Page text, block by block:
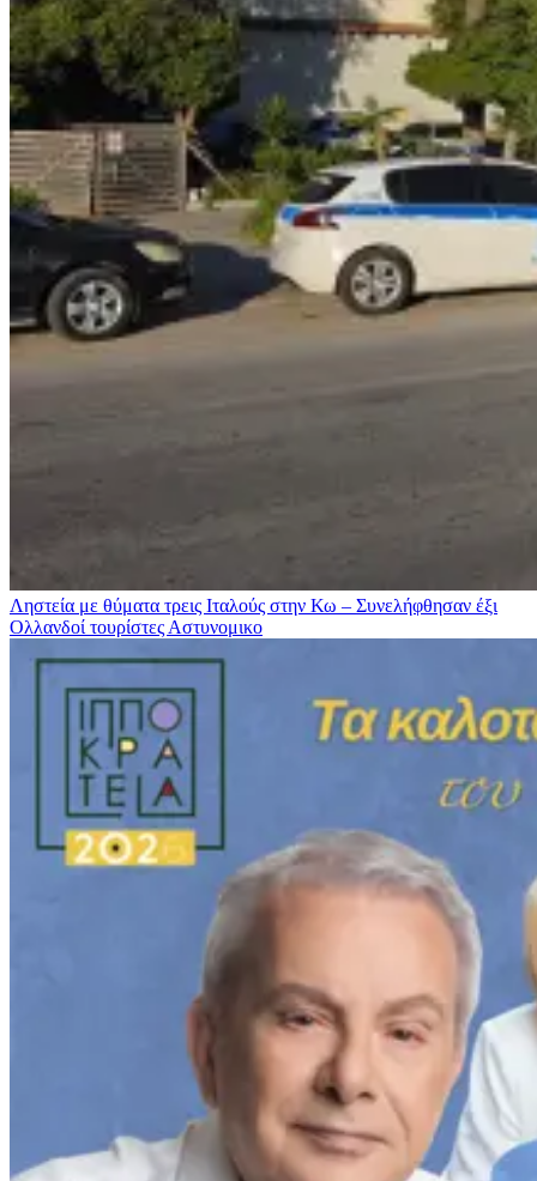
Ληστεία με θύματα τρεις Ιταλούς στην Κω – Συνελήφθησαν έξι
Ολλανδοί τουρίστες Αστυνομικο